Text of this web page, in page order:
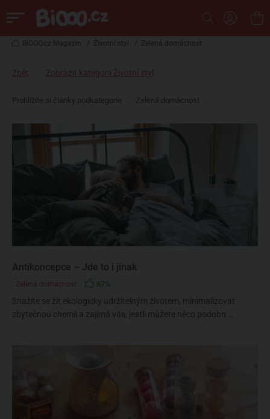
BiOOO.cz Magazin / Životní styl / Zelená domácnost
Zpět Zobrazit kategorii Životní styl
Prohlížíte si články podkategorie Zelená domácnost
Antikoncepce – Jde to i jinak
Zelená domácnost 67%
Snažíte se žít ekologicky udržitelným životem, minimalizovat
zbytečnou chemii a zajímá vás, jestli můžete něco podobn...